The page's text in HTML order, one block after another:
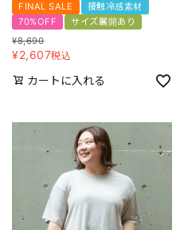
FINAL SALE
接触冷感素材
70%OFF
サイズ展開あり
¥8,690
¥2,607税込
カートに入れる